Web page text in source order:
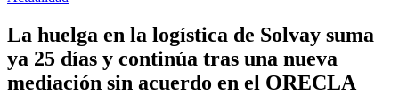
La huelga en la logística de Solvay suma
ya 25 días y continúa tras una nueva
mediación sin acuerdo en el ORECLA